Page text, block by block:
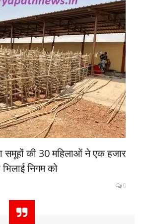
समूहों की 30 महिलाओं ने एक हजार
भिलाई निगम को
0